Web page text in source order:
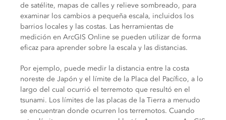
de satélite, mapas de calles y relieve sombreado, para
examinar los cambios a pequeña escala, incluidos los
barrios locales y las costas. Las herramientas de
medición en ArcGIS Online se pueden utilizar de forma
eficaz para aprender sobre la escala y las distancias.
Por ejemplo, puede medir la distancia entre la costa
noreste de Japón y el límite de la Placa del Pacífico, a lo
largo del cual ocurrió el terremoto que resultó en el
tsunami. Los límites de las placas de la Tierra a menudo
se encuentran donde ocurren los terremotos. Cuando